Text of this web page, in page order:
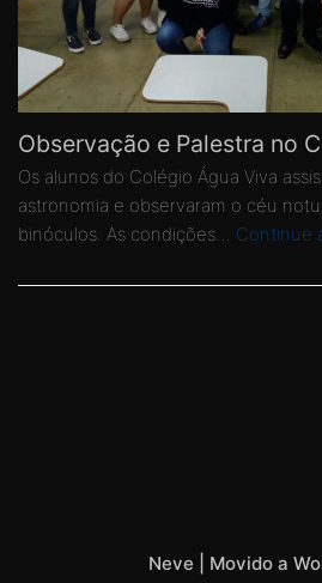
Observação e Palestra no
Os alunos do Colégio Água Viva
astronomia e observaram o céu
binóculos. As condições… Continue
Neve | Movido a